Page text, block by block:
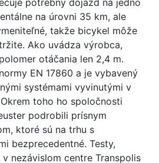
potrebný dojazd na jedno
na úrovni 35 km, ale
takže bicykel môže
Ako uvádza výrobca,
otáčania len 2,4 m.
EN 17860 a je vybavený
systémami vyvinutými v
toho ho spoločnosti
podrobili prísnym
ktoré sú na trhu s
bezprecedentné. Testy,
nezávislom centre Transpolis